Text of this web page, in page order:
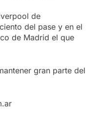
de
del pase y en el
de Madrid el que
gran parte del